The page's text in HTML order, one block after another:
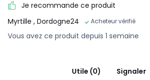
Je recommande ce produit
Myrtille , Dordogne24 Acheteur vérifié
Vous avez ce produit depuis 1 semaine
Utile (0)
Signaler